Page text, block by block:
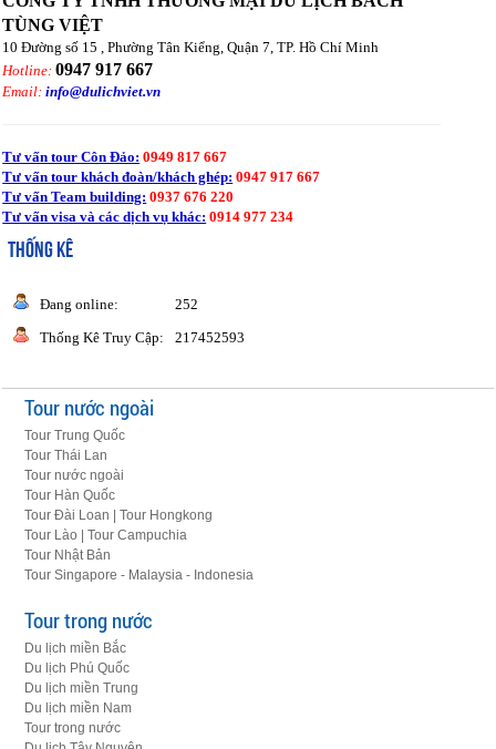
TÙNG VIỆT
10 Đường số 15 , Phường Tân Kiểng, Quận 7, TP. Hồ Chí Minh
Hotline:0947 917 667
Email:info@dulichviet.vn
Tư vấn tour Côn Đảo: 0949 817 667
Tư vấn tour khách đoàn/khách ghép: 0947 917 667
Tư vấn Team building: 0937 676 220
Tư vấn visa và các dịch vụ khác: 0914 977 234
THỐNG KÊ
Đang online:
252
Thống Kê Truy Cập:
217452593
Tour nước ngoài
Tour Trung Quốc
Tour Thái Lan
Tour nước ngoài
Tour Hàn Quốc
Tour Đài Loan | Tour Hongkong
Tour Lào | Tour Campuchia
Tour Nhật Bản
Tour Singapore - Malaysia - Indonesia
Tour trong nước
Du lịch miền Bắc
Du lịch Phú Quốc
Du lịch miền Trung
Du lịch miền Nam
Tour trong nước